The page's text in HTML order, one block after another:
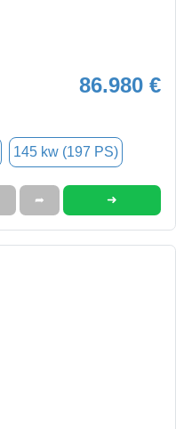
86.980 €
145 kw (197 PS)
➦ ➜